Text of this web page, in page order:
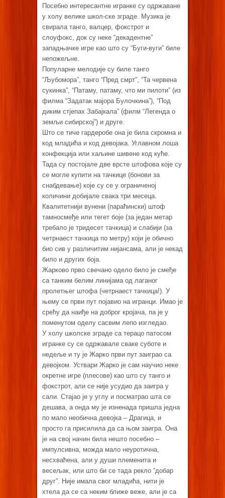
Посебно интересантне игранке су одржаване
у холу велике школ-ске зграде. Музика је
свирала танго, валцер, фокстрот и
слоуфокс, док су неке “декадентне”
западњачке игре као што су “Буги-вуги” биле
непожељне.
Популарне мелодије су биле танго
“Љубомора”, танго “Пред смрт”, “Та червена
сукинка”, “Патаму, патаму, что ми пилоти” (из
филма “Задатак мајора Булочкина”), “Под
диким стјепах Забајкала” (филм “Легенда о
земљи сибирској”) и друге.
Што се тиче гардеробе она је била скромна и
код младића и код девојака. Углавном лоша
конфекција или хаљине шивене код куће.
Тада су постојале две врсте штофова које су
се могле купити на тачкице (бонови за
снабдевање) које су се у ограниченој
количини добијале свака три месеца.
Квалитетнији вунени (параћински) штоф
тамносмеђе или тегет боје (за један метар
требало је тридесет тачкица) и слабији (за
четрнаест тачкица по метру) који је обично
био сив у различитим нијансама, али је некад
било и других боја.
Жарково прво свечано одело било је смеђе
са танким белим линијама од лаганог
пролетњег штофа (четрнаест тачкица!). У
њему се први пут појавио на игранци. Имао је
срећу да наиђе на доброг кројача, па је у
поменутом оделу сасвим лепо изгледао.
У холу школске зграде са терацо патосом
игранке су се одржавале сваке суботе и
недеље и ту је Жарко први пут заиграо са
девојком. Уствари Жарко је сам научио неке
окретне игре (плесове) као што су танго и
фокстрот, али се није усудио да заигра у
сали. Стајао је у углу и посматрао шта се
дешава, а онда му је изненада пришла једна
по мало необична девојка – Драгица, и
просто га присилила да са њом заигра. Она
је на свој начин била нешто посебно –
импулсивна, можда мало неуротична,
несхваћена, али у души племенита и
весељак, или што би се тада рекло “добар
друг”. Није имала свог младића, нити је
хтела да се са неким ближе веже, али је са